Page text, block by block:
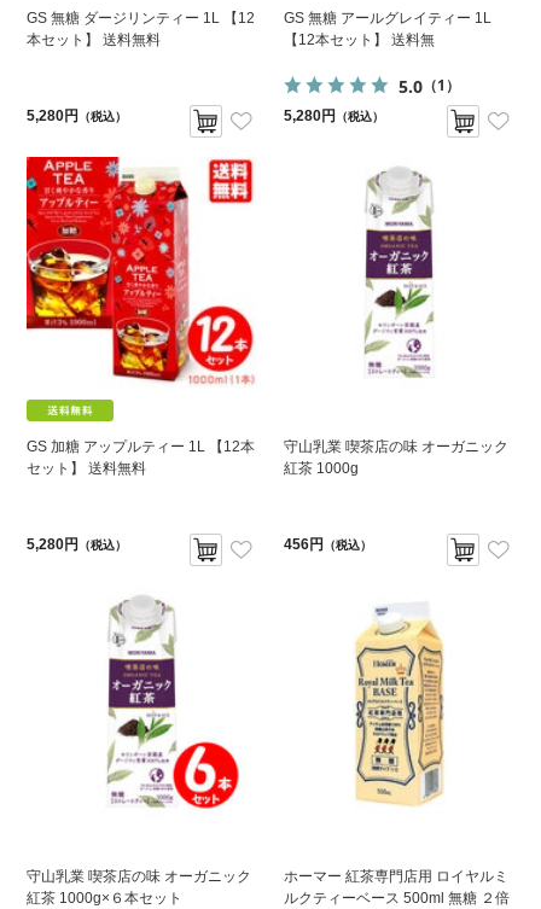
GS 無糖 ダージリンティー 1L 【12
本セット】 送料無料
5,280円 （税込）
GS 無糖 アールグレイティー 1L
【12本セット】 送料無
5.0（1）
5,280円 （税込）
GS 加糖 アップルティー 1L 【12本
セット】 送料無料
5,280円 （税込）
守山乳業 喫茶店の味 オーガニック
紅茶 1000g
456円 （税込）
守山乳業 喫茶店の味 オーガニック
紅茶 1000g×６本セット
ホーマー 紅茶専門店用 ロイヤルミ
ルクティーベース 500ml 無糖 ２倍